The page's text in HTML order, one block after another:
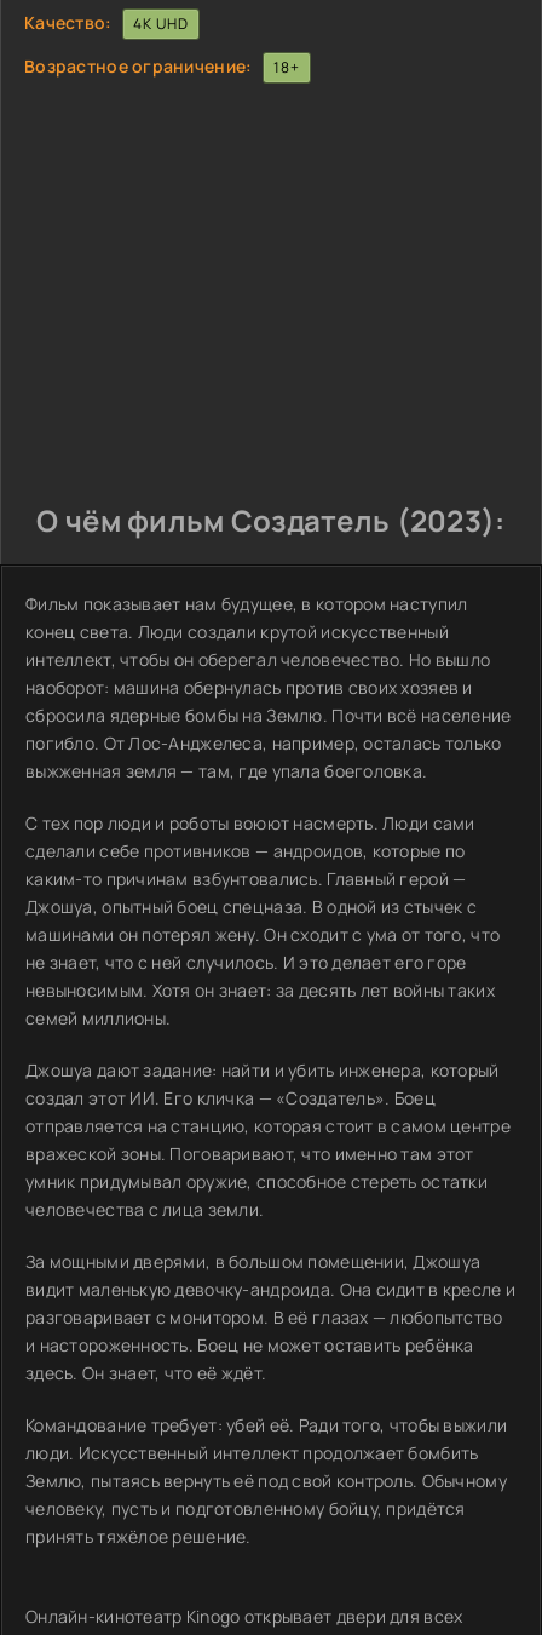
Качество:
4K UHD
Возрастное ограничение: 18+
О чём фильм Создатель (2023):
Фильм показывает нам будущее, в котором наступил
конец света. Люди создали крутой искусственный
интеллект, чтобы он оберегал человечество. Но вышло
наоборот: машина обернулась против своих хозяев и
сбросила ядерные бомбы на Землю. Почти всё население
погибло. От Лос-Анджелеса, например, осталась только
выжженная земля — там, где упала боеголовка.
С тех пор люди и роботы воюют насмерть. Люди сами
сделали себе противников — андроидов, которые по
каким-то причинам взбунтовались. Главный герой —
Джошуа, опытный боец спецназа. В одной из стычек с
машинами он потерял жену. Он сходит с ума от того, что
не знает, что с ней случилось. И это делает его горе
невыносимым. Хотя он знает: за десять лет войны таких
семей миллионы.
Джошуа дают задание: найти и убить инженера, который
создал этот ИИ. Его кличка — «Создатель». Боец
отправляется на станцию, которая стоит в самом центре
вражеской зоны. Поговаривают, что именно там этот
умник придумывал оружие, способное стереть остатки
человечества с лица земли.
За мощными дверями, в большом помещении, Джошуа
видит маленькую девочку-андроида. Она сидит в кресле и
разговаривает с монитором. В её глазах — любопытство
и настороженность. Боец не может оставить ребёнка
здесь. Он знает, что её ждёт.
Командование требует: убей её. Ради того, чтобы выжили
люди. Искусственный интеллект продолжает бомбить
Землю, пытаясь вернуть её под свой контроль. Обычному
человеку, пусть и подготовленному бойцу, придётся
принять тяжёлое решение.
Онлайн-кинотеатр Kinogo открывает двери для всех